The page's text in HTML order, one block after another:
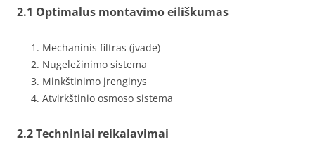
2.1 Optimalus montavimo eiliškumas
Mechaninis filtras (įvade)
Nugeležinimo sistema
Minkštinimo įrenginys
Atvirkštinio osmoso sistema
2.2 Techniniai reikalavimai